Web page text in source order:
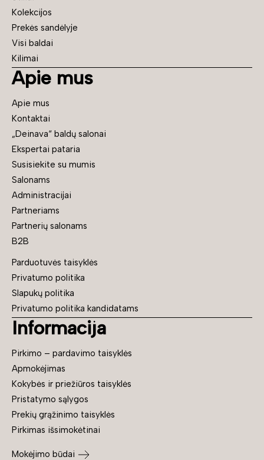
Kolekcijos
Prekės sandėlyje
Visi baldai
Kilimai
Apie mus
Apie mus
Kontaktai
„Deinava“ baldų salonai
Ekspertai pataria
Susisiekite su mumis
Salonams
Administracijai
Partneriams
Partnerių salonams
B2B
Parduotuvės taisyklės
Privatumo politika
Slapukų politika
Privatumo politika kandidatams
Informacija
Pirkimo – pardavimo taisyklės
Apmokėjimas
Kokybės ir priežiūros taisyklės
Pristatymo sąlygos
Prekių grąžinimo taisyklės
Pirkimas išsimokėtinai
Mokėjimo būdai